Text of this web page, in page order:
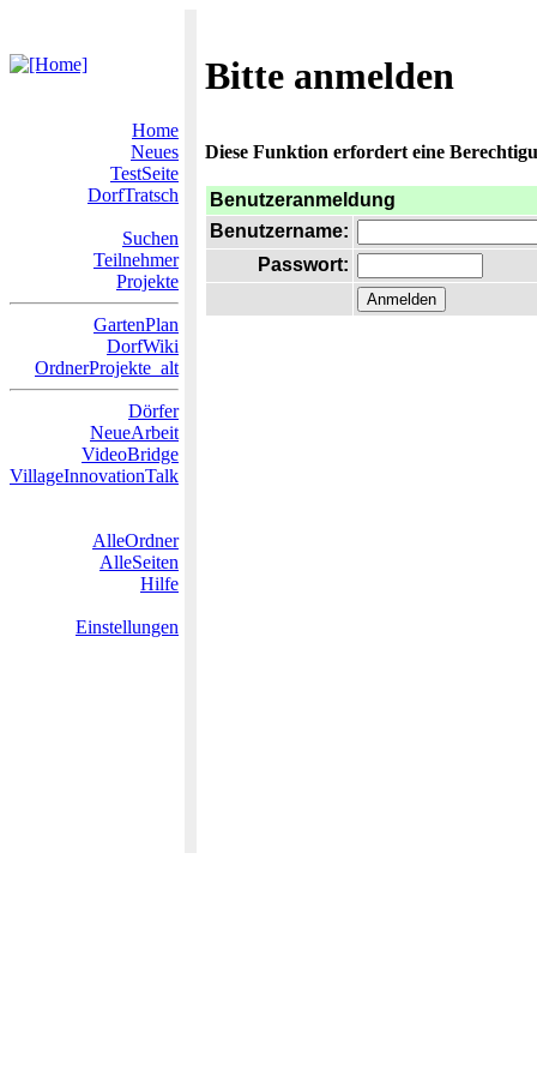
Bitte anmelden
Home
Neues
TestSeite
DorfTratsch
Suchen
Teilnehmer
Projekte
GartenPlan
DorfWiki
OrdnerProjekte_alt
Dörfer
NeueArbeit
VideoBridge
VillageInnovationTalk
AlleOrdner
AlleSeiten
Hilfe
Einstellungen
Diese Funktion erfordert eine
Benutzeranmeldung
Benutzername:
Passwort: